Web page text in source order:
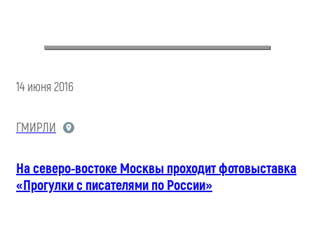
14 июня 2016
ГМИРЛИ
На северо-востоке Москвы проходит фотовыставка
«Прогулки с писателями по России»